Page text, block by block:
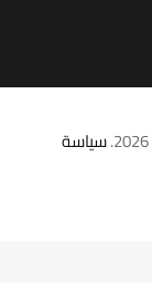
سياسة